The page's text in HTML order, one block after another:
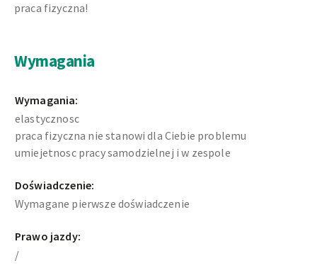
praca fizyczna!
Wymagania
Wymagania:
elastycznosc
praca fizyczna nie stanowi dla Ciebie problemu
umiejetnosc pracy samodzielnej i w zespole
Doświadczenie:
Wymagane pierwsze doświadczenie
Prawo jazdy:
/